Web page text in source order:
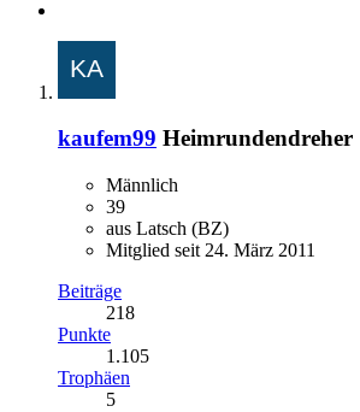
kaufem99 Heimrundendreher
Männlich
39
aus Latsch (BZ)
Mitglied seit 24. März 2011
Beiträge
218
Punkte
1.105
Trophäen
5